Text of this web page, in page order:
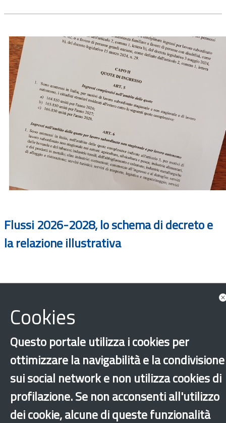
Flussi 2026-2028, lo schema di decreto e
la relazione illustrativa
›×
Cookies
Questo portale utilizza i cookies per
ottimizzare la navigabilità e la condivisione
sui social network e non utilizza cookies di
profilazione. Se non acconsenti all'utilizzo
dei cookie, alcune di queste funzionalità